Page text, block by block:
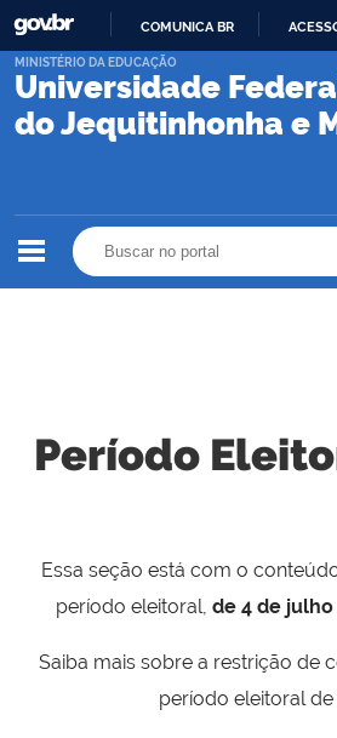
PARA
COMUNICA BR
Universidade
do Jequitinhonha e
MINISTÉRIO DA EDUCAÇÃO
Período
Essa seção está com o
período eleitoral, de 4 de
Saiba mais sobre a restrição de
período eleitoral de